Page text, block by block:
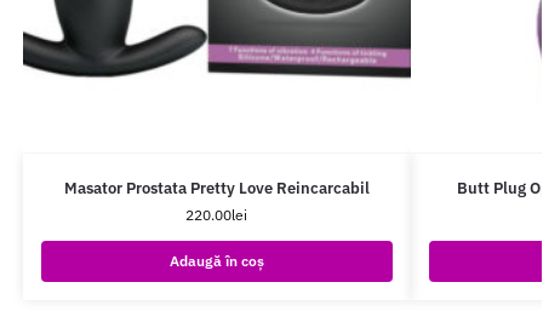
Masator Prostata Pretty Love Reincarcabil
220.00lei
Adaugă în coș
Butt Plug